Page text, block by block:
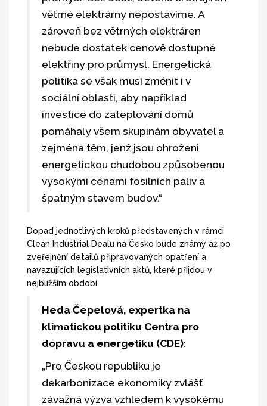
větrné elektrárny nepostavíme. A
zároveň bez větrných elektráren
nebude dostatek cenově dostupné
elektřiny pro průmysl. Energetická
politika se však musí změnit i v
sociální oblasti, aby například
investice do zateplování domů
pomáhaly všem skupinám obyvatel a
zejména těm, jenž jsou ohroženi
energetickou chudobou způsobenou
vysokými cenami fosilních paliv a
špatným stavem budov.“
Dopad jednotlivých kroků představených v rámci
Clean Industrial Dealu na Česko bude známý až po
zveřejnění detailů připravovaných opatření a
navazujících legislativních aktů, které přijdou v
nejbližším období.
Heda Čepelová, expertka na
klimatickou politiku Centra pro
dopravu a energetiku (CDE):
„Pro Českou republiku je
dekarbonizace ekonomiky zvlášť
závažná výzva vzhledem k vysokému